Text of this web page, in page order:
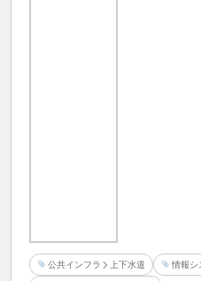
公共インフラ 上下水道 情報シ